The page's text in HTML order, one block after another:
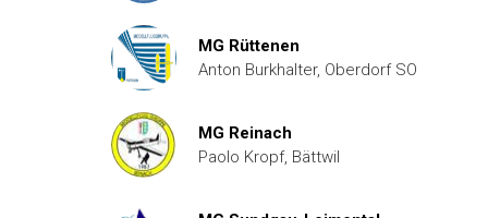
MG Rüttenen
Anton Burkhalter, Oberdorf SO
MG Reinach
Paolo Kropf, Bättwil